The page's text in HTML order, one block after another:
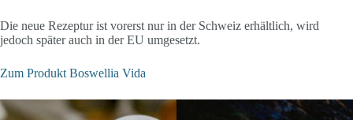
Die neue Rezeptur ist vorerst nur in der Schweiz erhältlich, wird
jedoch später auch in der EU umgesetzt.
Zum Produkt Boswellia Vida